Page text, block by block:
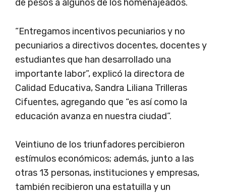
de pesos a algunos de los homenajeados.
“Entregamos incentivos pecuniarios y no
pecuniarios a directivos docentes, docentes y
estudiantes que han desarrollado una
importante labor”, explicó la directora de
Calidad Educativa, Sandra Liliana Trilleras
Cifuentes, agregando que “es así como la
educación avanza en nuestra ciudad”.
Veintiuno de los triunfadores percibieron
estímulos económicos; además, junto a las
otras 13 personas, instituciones y empresas,
también recibieron una estatuilla y un